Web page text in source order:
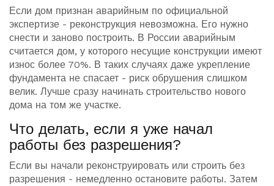
Если дом признан аварийным по официальной
экспертизе - реконструкция невозможна. Его нужно
снести и заново построить. В России аварийным
считается дом, у которого несущие конструкции имеют
износ более 70%. В таких случаях даже укрепление
фундамента не спасает - риск обрушения слишком
велик. Лучше сразу начинать строительство нового
дома на том же участке.
Что делать, если я уже начал
работы без разрешения?
Если вы начали реконструировать или строить без
разрешения - немедленно остановите работы. Затем